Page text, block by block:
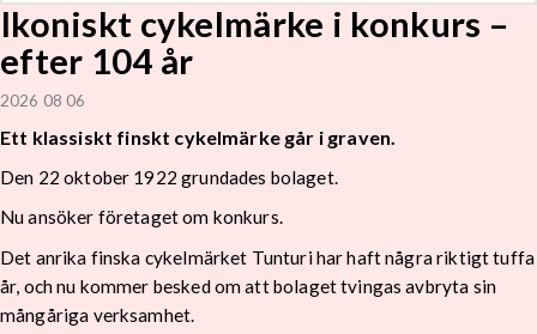
Ikoniskt cykelmärke i konkurs –
efter 104 år
2026 08 06
Ett klassiskt finskt cykelmärke går i graven.
Den 22 oktober 1922 grundades bolaget.
Nu ansöker företaget om konkurs.
Det anrika finska cykelmärket Tunturi har haft några riktigt tuffa
år, och nu kommer besked om att bolaget tvingas avbryta sin
mångåriga verksamhet.